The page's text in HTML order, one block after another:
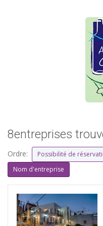
8entreprises
Ordre: Possibilité de
Nom d'entreprise